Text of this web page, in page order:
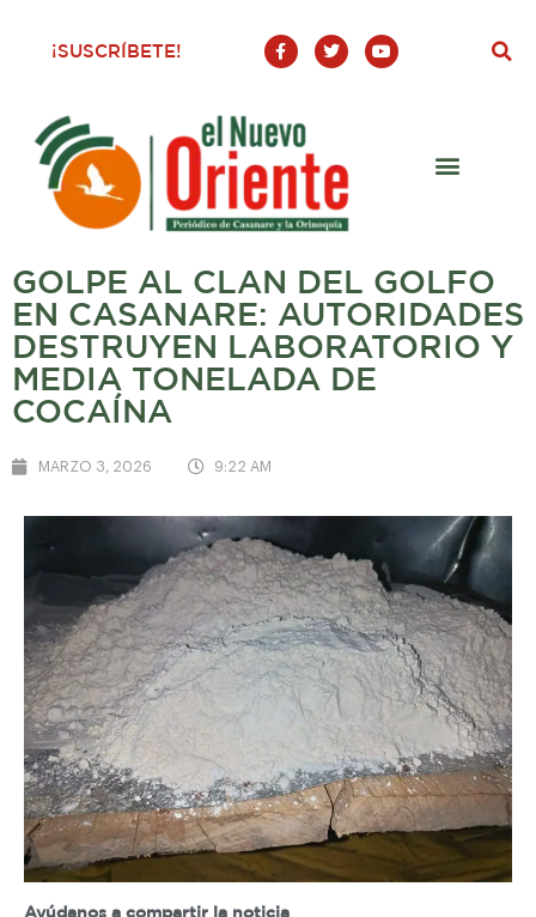
¡SUSCRÍBETE!
F
a
c
o
o
-
T
w
i
Y
o
u
GOLPE AL CLAN DEL GOLFO
EN CASANARE: AUTORIDADES
DESTRUYEN LABORATORIO Y
MEDIA TONELADA DE
COCAÍNA
MARZO 3, 2026 9:22 AM
Ayúdanos a compartir la noticia